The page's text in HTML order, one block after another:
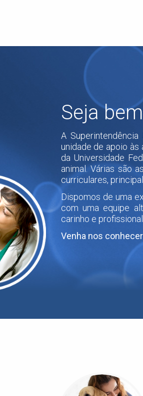
Seja
A
unidade de apoio às
da Universidade
animal. Várias são
curriculares,
Dispomos de uma
com uma equipe
carinho e
Venha nos